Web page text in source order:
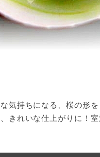
気持ちになる、桜の形
きれいな仕上がりに！